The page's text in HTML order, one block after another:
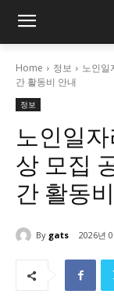
Home 정보
노인일
간 활동비 안내
정보
노인일
상 모집
간 활동
By gats 2026년